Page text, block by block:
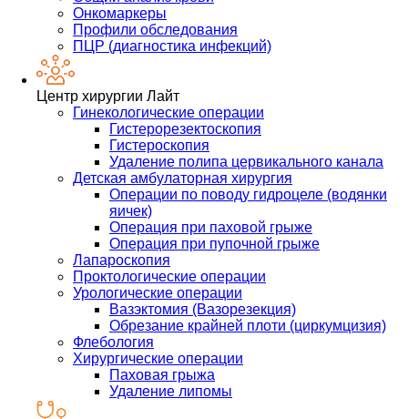
Онкомаркеры
Профили обследования
ПЦР (диагностика инфекций)
Центр хирургии Лайт
Гинекологические операции
Гистерорезектоскопия
Гистероскопия
Удаление полипа цервикального канала
Детская амбулаторная хирургия
Операции по поводу гидроцеле (водянки
яичек)
Операция при паховой грыже
Операция при пупочной грыже
Лапароскопия
Проктологические операции
Урологические операции
Вазэктомия (Вазорезекция)
Обрезание крайней плоти (циркумцизия)
Флебология
Хирургические операции
Паховая грыжа
Удаление липомы